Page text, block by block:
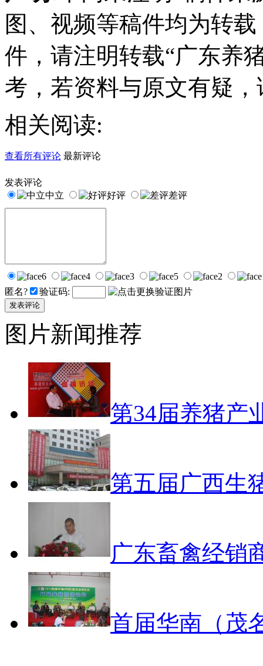
图、视频等稿件均为转
件，请注明转载“广东养
考，若资料与原文有疑
相关阅读:
查看所有评论 最新评论
发表评论
中立
好评 差评
匿名? 验证码:
图片新闻推荐
第34届养猪产
第五届广西生
广东畜禽经销
首届华南（茂